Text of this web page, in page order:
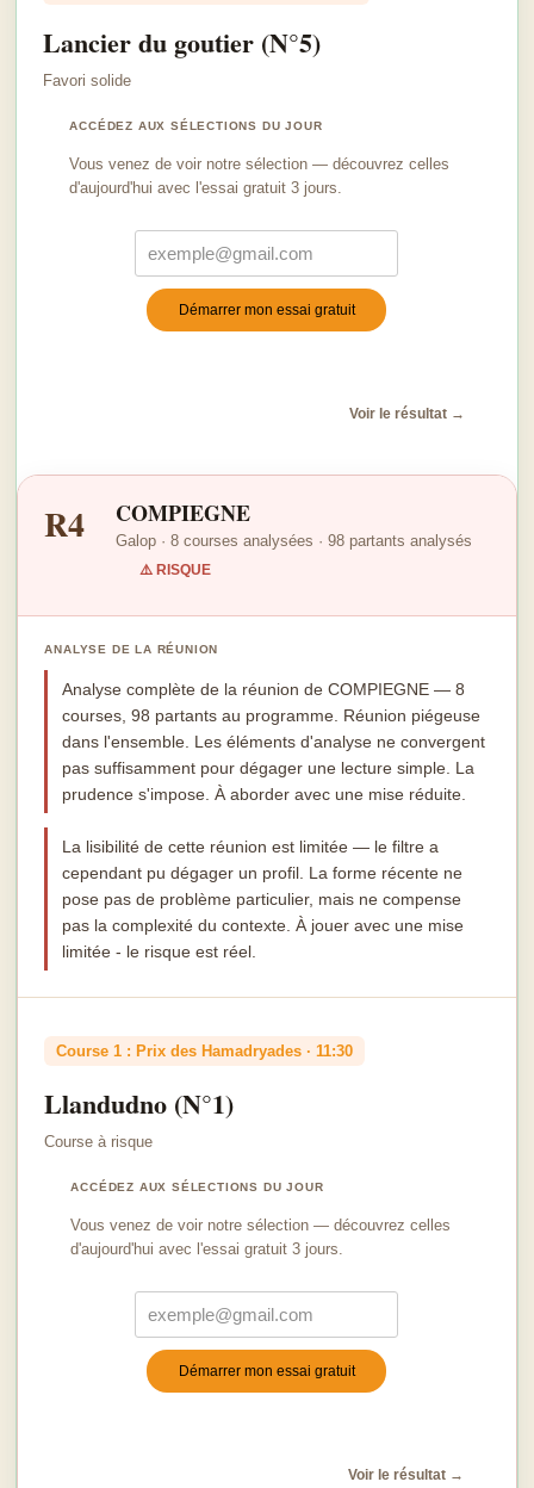
Lancier du goutier (N°5)
Favori solide
ACCÉDEZ AUX SÉLECTIONS DU JOUR
Vous venez de voir notre sélection — découvrez celles
d'aujourd'hui avec l'essai gratuit 3 jours.
Démarrer mon essai gratuit
Voir le résultat →
R4 COMPIEGNE
Galop · 8 courses analysées · 98 partants analysés
⚠️ RISQUE
ANALYSE DE LA RÉUNION
Analyse complète de la réunion de COMPIEGNE — 8
courses, 98 partants au programme. Réunion piégeuse
dans l'ensemble. Les éléments d'analyse ne convergent
pas suffisamment pour dégager une lecture simple. La
prudence s'impose. À aborder avec une mise réduite.
La lisibilité de cette réunion est limitée — le filtre a
cependant pu dégager un profil. La forme récente ne
pose pas de problème particulier, mais ne compense
pas la complexité du contexte. À jouer avec une mise
limitée - le risque est réel.
Course 1 : Prix des Hamadryades · 11:30
Llandudno (N°1)
Course à risque
ACCÉDEZ AUX SÉLECTIONS DU JOUR
Vous venez de voir notre sélection — découvrez celles
d'aujourd'hui avec l'essai gratuit 3 jours.
Démarrer mon essai gratuit
Voir le résultat →